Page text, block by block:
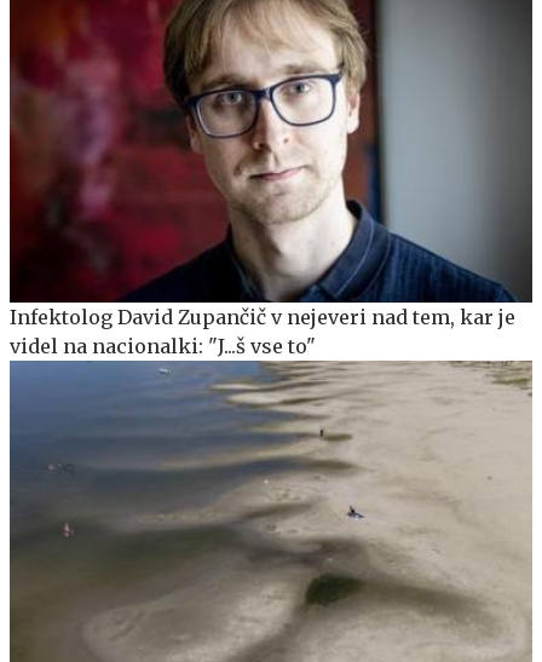
Infektolog David Zupančič v nejeveri nad tem, kar je
videl na nacionalki: "J...š vse to"